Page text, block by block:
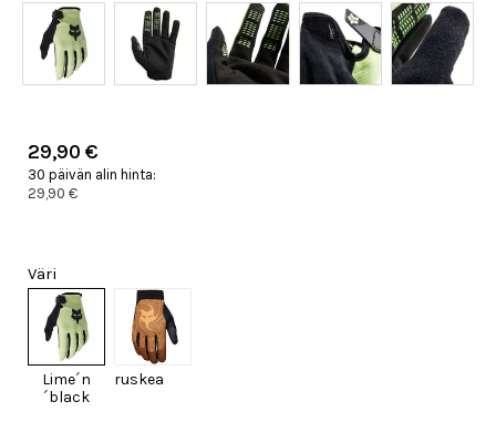
29,90 €
30 päivän alin hinta:
29,90 €
Väri
Lime´n
´black
ruskea